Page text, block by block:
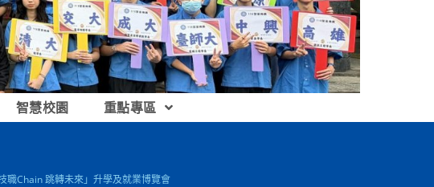
智慧校園 重點專區
職Chain 跳轉未來」升學及就業博覽會